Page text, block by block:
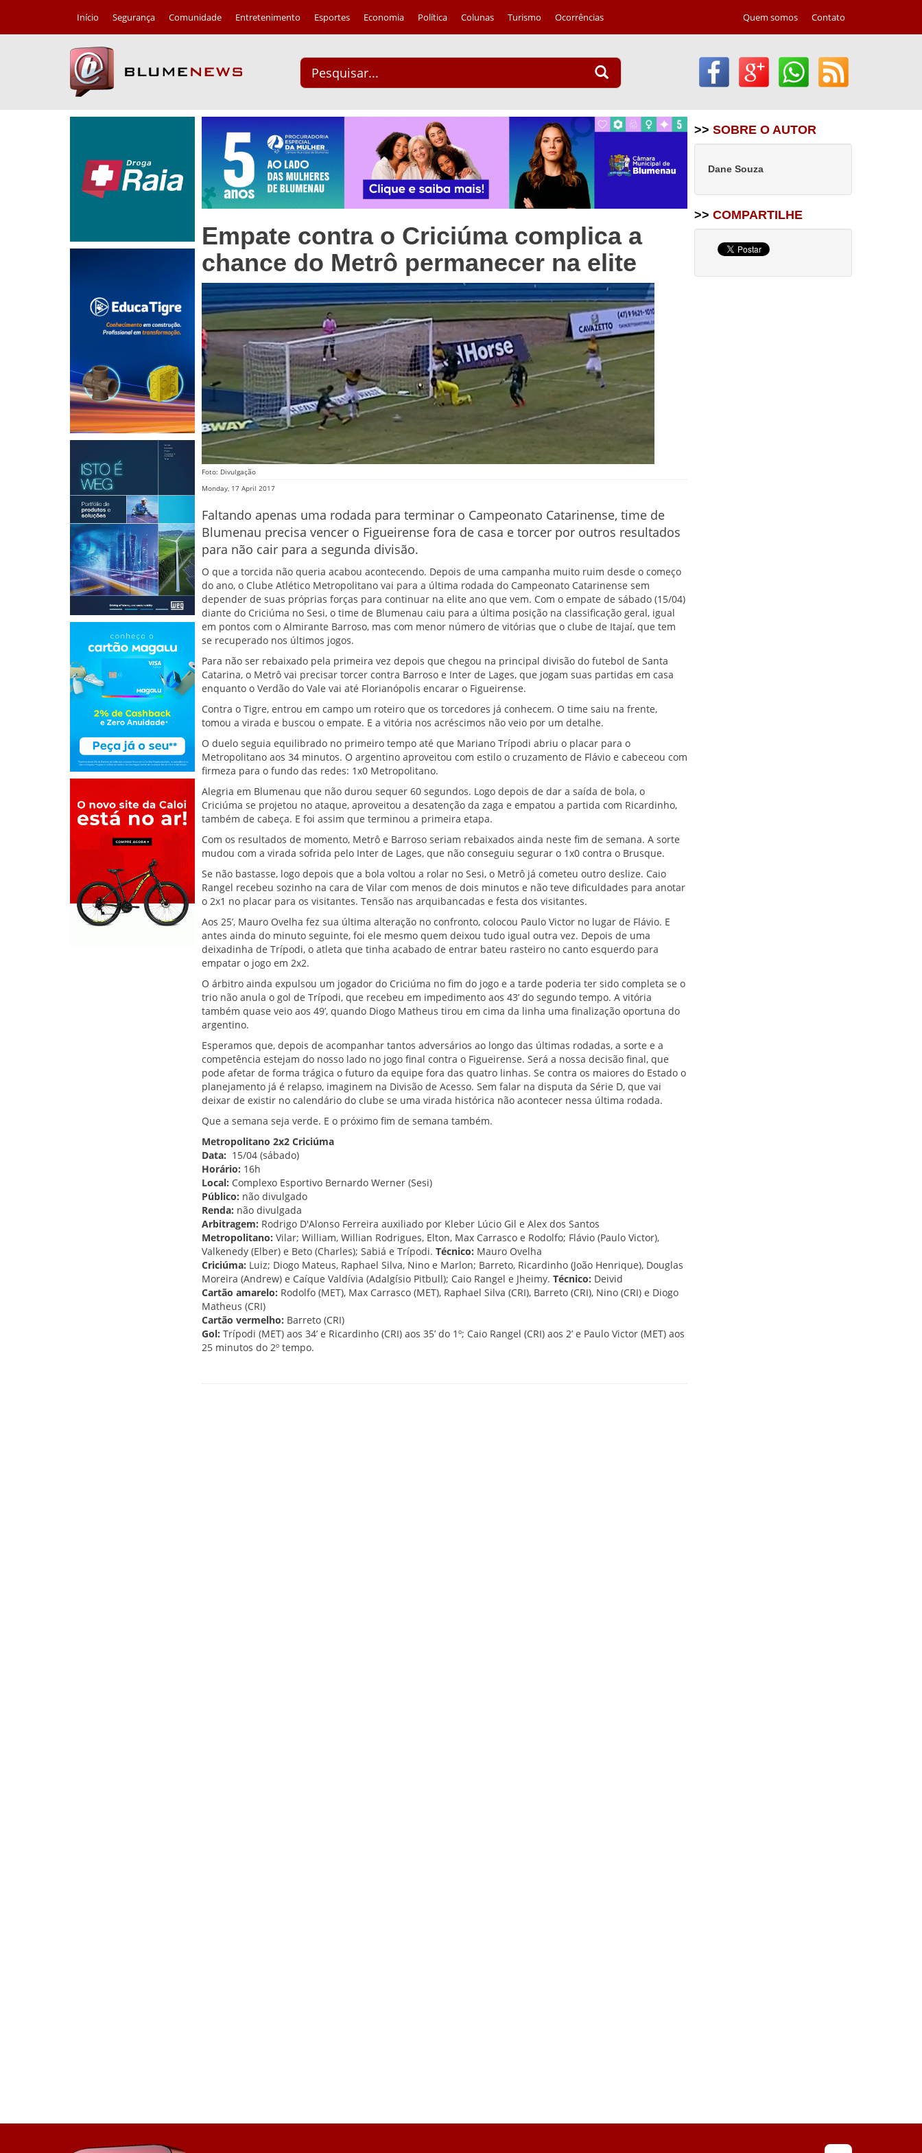
Início Segurança Comunidade Entretenimento Esportes Economia Política Colunas Turismo Ocorrências Quem somos Contato
Empate contra o Criciúma complica a
chance do Metrô permanecer na elite
Foto: Divulgação
Monday, 17 April 2017
Faltando apenas uma rodada para terminar o Campeonato Catarinense, time de
Blumenau precisa vencer o Figueirense fora de casa e torcer por outros resultados
para não cair para a segunda divisão.
O que a torcida não queria acabou acontecendo. Depois de uma campanha muito ruim desde o começo
do ano, o Clube Atlético Metropolitano vai para a última rodada do Campeonato Catarinense sem
depender de suas próprias forças para continuar na elite ano que vem. Com o empate de sábado (15/04)
diante do Criciúma no Sesi, o time de Blumenau caiu para a última posição na classificação geral, igual
em pontos com o Almirante Barroso, mas com menor número de vitórias que o clube de Itajaí, que tem
se recuperado nos últimos jogos.
Para não ser rebaixado pela primeira vez depois que chegou na principal divisão do futebol de Santa
Catarina, o Metrô vai precisar torcer contra Barroso e Inter de Lages, que jogam suas partidas em casa
enquanto o Verdão do Vale vai até Florianópolis encarar o Figueirense.
Contra o Tigre, entrou em campo um roteiro que os torcedores já conhecem. O time saiu na frente,
tomou a virada e buscou o empate. E a vitória nos acréscimos não veio por um detalhe.
O duelo seguia equilibrado no primeiro tempo até que Mariano Trípodi abriu o placar para o
Metropolitano aos 34 minutos. O argentino aproveitou com estilo o cruzamento de Flávio e cabeceou com
firmeza para o fundo das redes: 1x0 Metropolitano.
Alegria em Blumenau que não durou sequer 60 segundos. Logo depois de dar a saída de bola, o
Criciúma se projetou no ataque, aproveitou a desatenção da zaga e empatou a partida com Ricardinho,
também de cabeça. E foi assim que terminou a primeira etapa.
Com os resultados de momento, Metrô e Barroso seriam rebaixados ainda neste fim de semana. A sorte
mudou com a virada sofrida pelo Inter de Lages, que não conseguiu segurar o 1x0 contra o Brusque.
Se não bastasse, logo depois que a bola voltou a rolar no Sesi, o Metrô já cometeu outro deslize. Caio
Rangel recebeu sozinho na cara de Vilar com menos de dois minutos e não teve dificuldades para anotar
o 2x1 no placar para os visitantes. Tensão nas arquibancadas e festa dos visitantes.
Aos 25’, Mauro Ovelha fez sua última alteração no confronto, colocou Paulo Victor no lugar de Flávio. E
antes ainda do minuto seguinte, foi ele mesmo quem deixou tudo igual outra vez. Depois de uma
deixadinha de Trípodi, o atleta que tinha acabado de entrar bateu rasteiro no canto esquerdo para
empatar o jogo em 2x2.
O árbitro ainda expulsou um jogador do Criciúma no fim do jogo e a tarde poderia ter sido completa se o
trio não anula o gol de Trípodi, que recebeu em impedimento aos 43’ do segundo tempo. A vitória
também quase veio aos 49’, quando Diogo Matheus tirou em cima da linha uma finalização oportuna do
argentino.
Esperamos que, depois de acompanhar tantos adversários ao longo das últimas rodadas, a sorte e a
competência estejam do nosso lado no jogo final contra o Figueirense. Será a nossa decisão final, que
pode afetar de forma trágica o futuro da equipe fora das quatro linhas. Se contra os maiores do Estado o
planejamento já é relapso, imaginem na Divisão de Acesso. Sem falar na disputa da Série D, que vai
deixar de existir no calendário do clube se uma virada histórica não acontecer nessa última rodada.
Que a semana seja verde. E o próximo fim de semana também.
Metropolitano 2x2 Criciúma
Data: 15/04 (sábado)
Horário: 16h
Local: Complexo Esportivo Bernardo Werner (Sesi)
Público: não divulgado
Renda: não divulgada
Arbitragem: Rodrigo D'Alonso Ferreira auxiliado por Kleber Lúcio Gil e Alex dos Santos
Metropolitano: Vilar; William, Willian Rodrigues, Elton, Max Carrasco e Rodolfo; Flávio (Paulo Victor),
Valkenedy (Elber) e Beto (Charles); Sabiá e Trípodi. Técnico: Mauro Ovelha
Criciúma: Luiz; Diogo Mateus, Raphael Silva, Nino e Marlon; Barreto, Ricardinho (João Henrique), Douglas
Moreira (Andrew) e Caíque Valdívia (Adalgísio Pitbull); Caio Rangel e Jheimy. Técnico: Deivid
Cartão amarelo: Rodolfo (MET), Max Carrasco (MET), Raphael Silva (CRI), Barreto (CRI), Nino (CRI) e Diogo
Matheus (CRI)
Cartão vermelho: Barreto (CRI)
Gol: Trípodi (MET) aos 34’ e Ricardinho (CRI) aos 35’ do 1º; Caio Rangel (CRI) aos 2’ e Paulo Victor (MET) aos
25 minutos do 2º tempo.
>> SOBRE O AUTOR
Dane Souza
>> COMPARTILHE